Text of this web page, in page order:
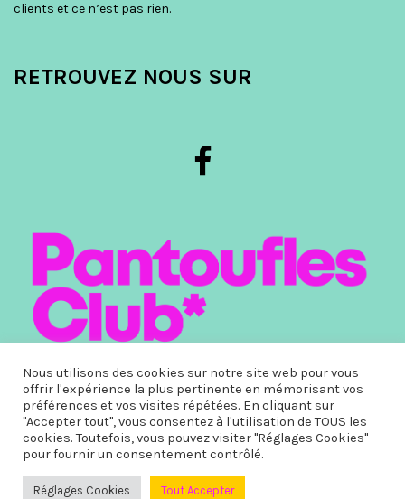
clients et ce n’est pas rien.
RETROUVEZ NOUS SUR
Copyright © 2022. Pantoufles-club.com® | Site Web réalisé par
Tintin Express
Nous utilisons des cookies sur notre site web pour vous
offrir l'expérience la plus pertinente en mémorisant vos
préférences et vos visites répétées. En cliquant sur
"Accepter tout", vous consentez à l'utilisation de TOUS les
cookies. Toutefois, vous pouvez visiter "Réglages Cookies"
pour fournir un consentement contrôlé.
Réglages Cookies Tout Accepter